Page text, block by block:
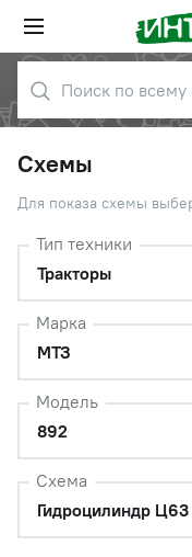
Схемы
Для показа схемы
Тип техники
Тракторы
Марка
МТЗ
Модель
892
Схема
Гидроцилиндр